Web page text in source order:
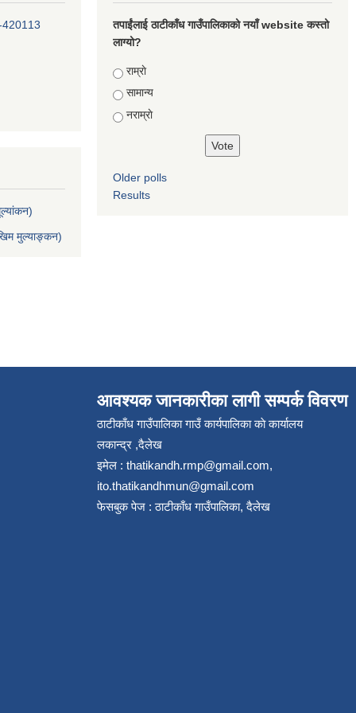
मुल्याङ्कन)
तपाईंलाई ठाटीकाँध गाउँपालिकाको नयाँ website कस्तो
लाग्यो?
Choices
राम्राे
सामान्य
नराम्राे
Older polls
Results
आवश्यक जानकारीका लागी सम्पर्क विवरण
ठाटीकाँध गाउँपालिका गाउँ कार्यपालिका काे कार्यालय
लकान्द्र ,दैलेख
इमेल : thatikandh.rmp@gmail.com,
ito.thatikandhmun@gmail.com
फेसबुक पेज : ठाटीकाँध गाउँपालिका, दैलेख